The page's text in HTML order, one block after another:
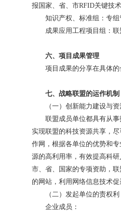
报国家、省、市RFID关键技
知识产权、标准组：专
成果应用工程项目组：
六、项目成果管理
项目成果的分享在具体
七、战略联盟的运作机制
（一）创新能力建设与
联盟成员单位都具有从
实现联盟的科技资源共享，
作网，根据各单位的优势和
源的高利用率，有效提高科
市、省、国家的专项资助，
的网站，利用网络信息技术
（二）发起单位的责权利
企业成员：